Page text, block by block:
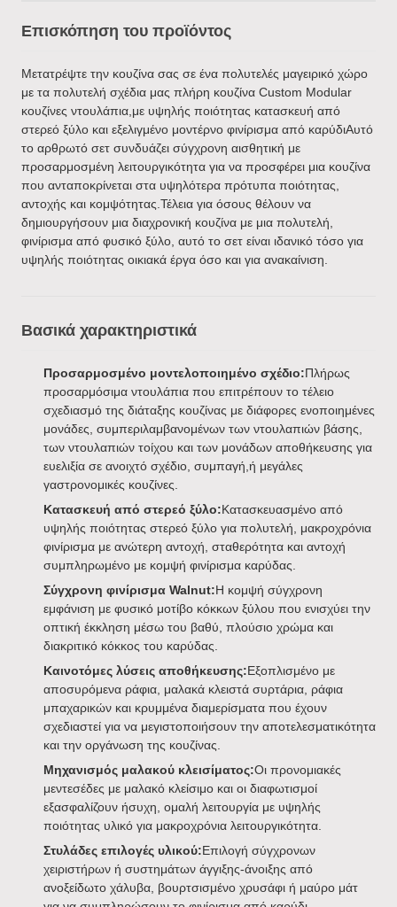
Επισκόπηση του προϊόντος
Μετατρέψτε την κουζίνα σας σε ένα πολυτελές μαγειρικό χώρο
με τα πολυτελή σχέδια μας πλήρη κουζίνα Custom Modular
κουζίνες ντουλάπια,με υψηλής ποιότητας κατασκευή από
στερεό ξύλο και εξελιγμένο μοντέρνο φινίρισμα από καρύδιΑυτό
το αρθρωτό σετ συνδυάζει σύγχρονη αισθητική με
προσαρμοσμένη λειτουργικότητα για να προσφέρει μια κουζίνα
που ανταποκρίνεται στα υψηλότερα πρότυπα ποιότητας,
αντοχής και κομψότητας.Τέλεια για όσους θέλουν να
δημιουργήσουν μια διαχρονική κουζίνα με μια πολυτελή,
φινίρισμα από φυσικό ξύλο, αυτό το σετ είναι ιδανικό τόσο για
υψηλής ποιότητας οικιακά έργα όσο και για ανακαίνιση.
Βασικά χαρακτηριστικά
Προσαρμοσμένο μοντελοποιημένο σχέδιο:Πλήρως
προσαρμόσιμα ντουλάπια που επιτρέπουν το τέλειο
σχεδιασμό της διάταξης κουζίνας με διάφορες ενοποιημένες
μονάδες, συμπεριλαμβανομένων των ντουλαπιών βάσης,
των ντουλαπιών τοίχου και των μονάδων αποθήκευσης για
ευελιξία σε ανοιχτό σχέδιο, συμπαγή,ή μεγάλες
γαστρονομικές κουζίνες.
Κατασκευή από στερεό ξύλο:Κατασκευασμένο από
υψηλής ποιότητας στερεό ξύλο για πολυτελή, μακροχρόνια
φινίρισμα με ανώτερη αντοχή, σταθερότητα και αντοχή
συμπληρωμένο με κομψή φινίρισμα καρύδας.
Σύγχρονη φινίρισμα Walnut:Η κομψή σύγχρονη
εμφάνιση με φυσικό μοτίβο κόκκων ξύλου που ενισχύει την
οπτική έκκληση μέσω του βαθύ, πλούσιο χρώμα και
διακριτικό κόκκος του καρύδας.
Καινοτόμες λύσεις αποθήκευσης:Εξοπλισμένο με
αποσυρόμενα ράφια, μαλακά κλειστά συρτάρια, ράφια
μπαχαρικών και κρυμμένα διαμερίσματα που έχουν
σχεδιαστεί για να μεγιστοποιήσουν την αποτελεσματικότητα
και την οργάνωση της κουζίνας.
Μηχανισμός μαλακού κλεισίματος:Οι προνομιακές
μεντεσέδες με μαλακό κλείσιμο και οι διαφωτισμοί
εξασφαλίζουν ήσυχη, ομαλή λειτουργία με υψηλής
ποιότητας υλικό για μακροχρόνια λειτουργικότητα.
Στυλάδες επιλογές υλικού:Επιλογή σύγχρονων
χειριστήρων ή συστημάτων άγγιξης-άνοιξης από
ανοξείδωτο χάλυβα, βουρτσισμένο χρυσάφι ή μαύρο μάτ